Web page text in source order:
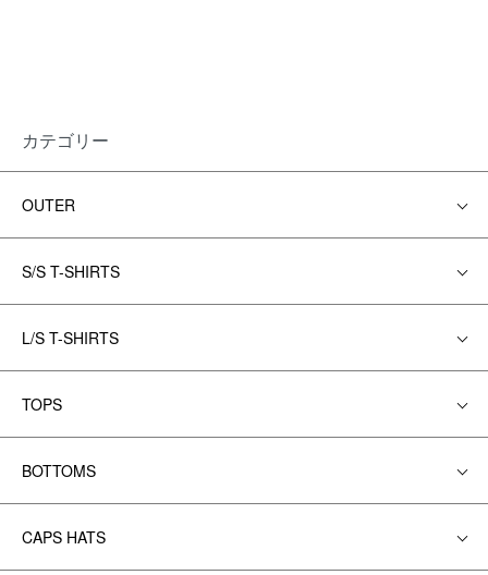
カテゴリー
OUTER
S/S T-SHIRTS
L/S T-SHIRTS
TOPS
BOTTOMS
CAPS HATS